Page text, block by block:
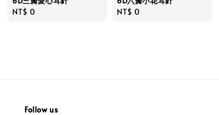
Regular
NT$ 0
Regular
NT$ 0
Follow us